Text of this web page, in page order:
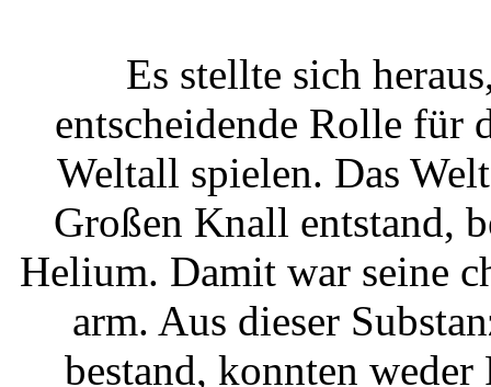
Es stellte sich
entscheidende Rolle für
Weltall spielen. Das
Großen Knall entstand,
Helium. Damit war seine
arm. Aus dieser
bestand, konnten